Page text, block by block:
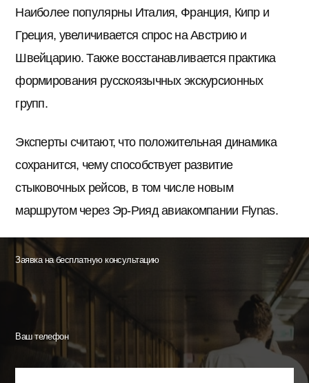
Наиболее популярны Италия, Франция, Кипр и
Греция, увеличивается спрос на Австрию и
Швейцарию. Также восстанавливается практика
формирования русскоязычных экскурсионных
групп.
Эксперты считают, что положительная динамика
сохранится, чему способствует развитие
стыковочных рейсов, в том числе новым
маршрутом через Эр-Рияд авиакомпании Flynas.
Заявка на бесплатную консультацию
Ваш телефон